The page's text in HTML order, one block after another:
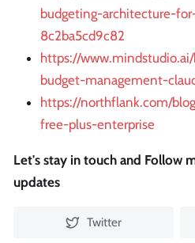
budgeting-architecture-
8c2ba5cd9c82
https://
budget-management-
https://northflank.com/
free-plus-enterprise
Let's stay in touch and Follow
updates
Twitter